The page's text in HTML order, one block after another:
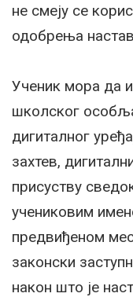
не смеју се
одобрења
Ученик мора да
школског
дигиталног
захтев,
присуству
учениковим
предвиђеном
законски
након што је